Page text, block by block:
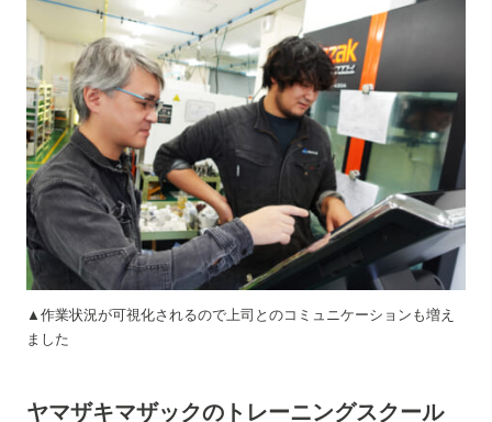
▲作業状況が可視化されるので上司とのコミュニケーションも増え
ました
ヤマザキマザックのトレーニングスクール